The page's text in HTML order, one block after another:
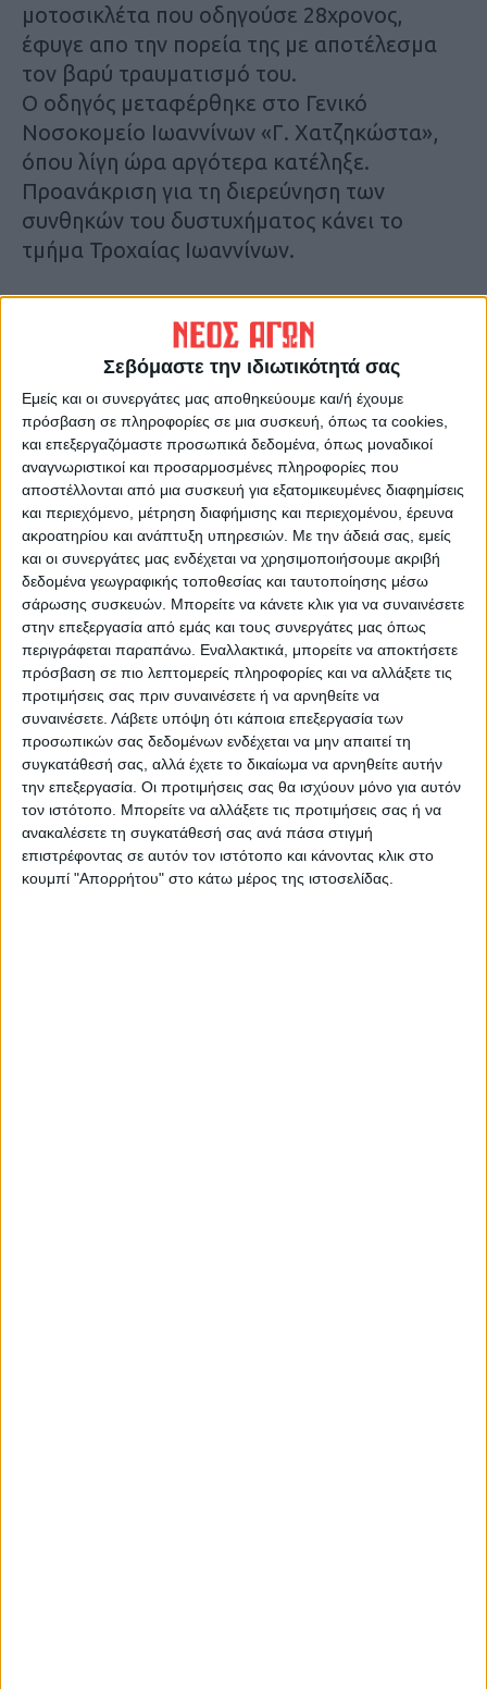
Σεβόμαστε την ιδιωτικότητά σας
Εμείς και οι συνεργάτες μας αποθηκεύουμε και/ή έχουμε
πρόσβαση σε πληροφορίες σε μια συσκευή, όπως τα cookies,
και επεξεργαζόμαστε προσωπικά δεδομένα, όπως μοναδικοί
αναγνωριστικοί και προσαρμοσμένες πληροφορίες που
αποστέλλονται από μια συσκευή για εξατομικευμένες διαφημίσεις
και περιεχόμενο, μέτρηση διαφήμισης και περιεχομένου, έρευνα
ακροατηρίου και ανάπτυξη υπηρεσιών. Με την άδειά σας, εμείς
και οι συνεργάτες μας ενδέχεται να χρησιμοποιήσουμε ακριβή
δεδομένα γεωγραφικής τοποθεσίας και ταυτοποίησης μέσω
σάρωσης συσκευών. Μπορείτε να κάνετε κλικ για να συναινέσετε
στην επεξεργασία από εμάς και τους συνεργάτες μας όπως
περιγράφεται παραπάνω. Εναλλακτικά, μπορείτε να αποκτήσετε
πρόσβαση σε πιο λεπτομερείς πληροφορίες και να αλλάξετε τις
προτιμήσεις σας πριν συναινέσετε ή να αρνηθείτε να
συναινέσετε. Λάβετε υπόψη ότι κάποια επεξεργασία των
προσωπικών σας δεδομένων ενδέχεται να μην απαιτεί τη
συγκατάθεσή σας, αλλά έχετε το δικαίωμα να αρνηθείτε αυτήν
την επεξεργασία. Οι προτιμήσεις σας θα ισχύουν μόνο για αυτόν
τον ιστότοπο. Μπορείτε να αλλάξετε τις προτιμήσεις σας ή να
ανακαλέσετε τη συγκατάθεσή σας ανά πάσα στιγμή
επιστρέφοντας σε αυτόν τον ιστότοπο και κάνοντας κλικ στο
κουμπί "Απορρήτου" στο κάτω μέρος της ιστοσελίδας.
μοτοσικλέτα που οδηγούσε 28χρονος,
έφυγε απο την πορεία της με αποτέλεσμα
τον βαρύ τραυματισμό του.
Ο οδηγός μεταφέρθηκε στο Γενικό
Νοσοκομείο Ιωαννίνων «Γ. Χατζηκώστα»,
όπου λίγη ώρα αργότερα κατέληξε.
Προανάκριση για τη διερεύνηση των
συνθηκών του δυστυχήματος κάνει το
τμήμα Τροχαίας Ιωαννίνων.
ΑΓΩΝ στο Google News!
Όλες οι εξελίξεις στην περιοχή της
Καρδίτσας και ευρύτερα της Θεσσαλίας
ΠΡΟΗΓΟΥΜΕΝΟ ΑΡΘΡΟ
Η καινούργια Αναγέννηση
ΕΠΟΜΕΝΟ ΑΡΘΡΟ
Αμυγδαλή Μουζακίου:
Τροχαίο με ανατροπή
φορτηγού και δύο
τραυματίες (Φωτο)
ΝΕΟΣ ΑΓΩΝ
https://neosagon.gr